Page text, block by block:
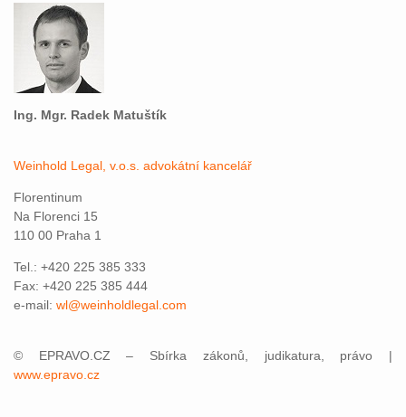
Ing. Mgr. Radek Matuštík
Weinhold Legal, v.o.s. advokátní kancelář
Florentinum
Na Florenci 15
110 00 Praha 1
Tel.: +420 225 385 333
Fax: +420 225 385 444
e-mail: wl@weinholdlegal.com
© EPRAVO.CZ – Sbírka zákonů, judikatura, právo |
www.epravo.cz